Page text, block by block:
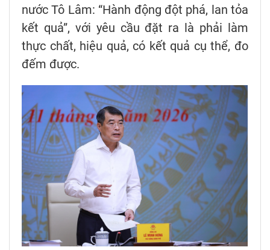
nước Tô Lâm: “Hành động đột phá, lan tỏa
kết quả”, với yêu cầu đặt ra là phải làm
thực chất, hiệu quả, có kết quả cụ thể, đo
đếm được.